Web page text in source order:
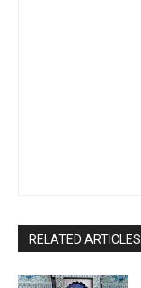
RELATED ARTICLES